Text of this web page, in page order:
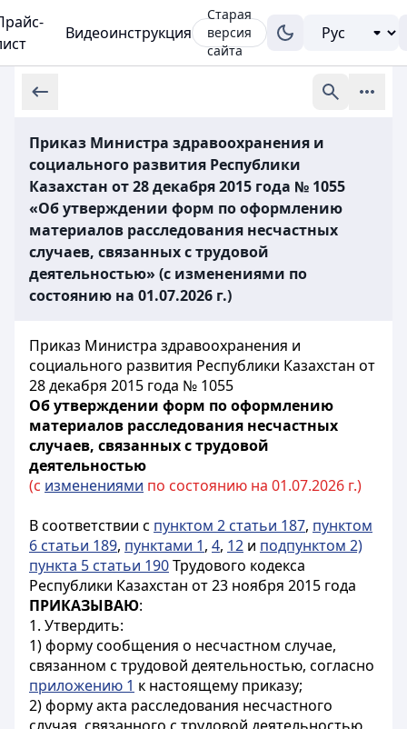
Видеоинструкция
Старая
версия
сайта
Приказ Министра здравоохранения и
социального развития Республики
Казахстан от 28 декабря 2015 года № 1055
«Об утверждении форм по оформлению
материалов расследования несчастных
случаев, связанных с трудовой
деятельностью» (с изменениями по
состоянию на 01.07.2026 г.)
Приказ Министра здравоохранения и
социального развития Республики Казахстан от
28 декабря 2015 года № 1055
Об утверждении форм по оформлению
материалов расследования несчастных
случаев, связанных с трудовой
деятельностью
(с изменениями по состоянию на 01.07.2026 г.)
В соответствии с пунктом 2 статьи 187, пунктом
6 статьи 189, пунктами 1, 4, 12 и подпунктом 2)
пункта 5 статьи 190Трудового кодекса
Республики Казахстан от 23 ноября 2015 года
ПРИКАЗЫВАЮ:
1. Утвердить:
1) форму сообщения о несчастном случае,
связанном с трудовой деятельностью, согласно
приложению 1 к настоящему приказу;
2) форму акта расследования несчастного